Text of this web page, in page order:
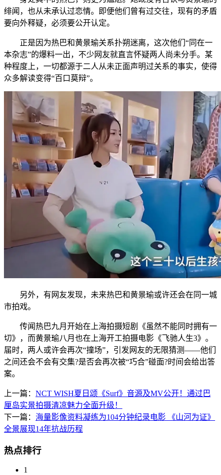
绯闻，也从未承认过恋情。即便他们曾有过交往，现有的矛盾
要向外释疑，必须要公开认定。
正是因为热巴和黄景瑜关系扑朔迷离，这次他们“同在一
本杂志”的爆料一出，不少网友就直言怀疑两人尚未分手。某
种程度上，一切都源于二人从未正面声明过关系的事实，使得
众多解读变得“百口莫辩”。
另外，有网友发现，未来热巴和黄景瑜或许还会在同一城
市拍戏。
传闻热巴九月开始在上海拍摄短剧《虽然不能同时拥有一
切》，而黄景瑜八月也在上海开工拍摄电影《飞驰人生3》。
届时，两人或许会再次“撞场”，引发网友的无限猜测——他们
之间还会不会有交集?是否会再次被“巧合”碰面?时间会给出答
案。
上一篇： NCT WISH夏日颂《Surf》音源及MV公开！通过巴
厘岛实景拍摄清凉魅力全面升级！
下一篇： 海量影像资料凝练为104分钟纪录电影 《山河为证》
全景展现14年抗战历程
热点排行
1